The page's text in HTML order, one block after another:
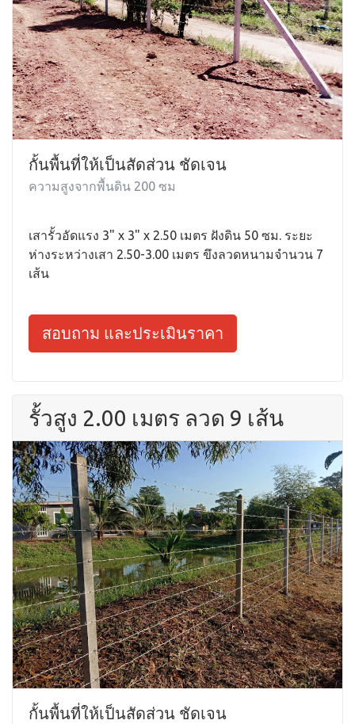
กั้นพื้นที่ให้เป็นสัดส่วน ชัดเจน
ความสูงจากพื้นดิน 200 ซม
เสารั้วอัดแรง 3" x 3" x 2.50 เมตร ฝังดิน 50 ซม. ระยะ
ห่างระหว่างเสา 2.50-3.00 เมตร ขึงลวดหนามจำนวน 7
เส้น
สอบถาม และประเมินราคา
รั้วสูง 2.00 เมตร ลวด 9 เส้น
กั้นพื้นที่ให้เป็นสัดส่วน ชัดเจน